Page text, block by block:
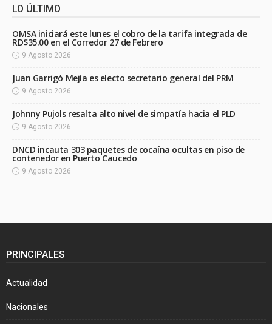
LO ÚLTIMO
OMSA iniciará este lunes el cobro de la tarifa integrada de
RD$35.00 en el Corredor 27 de Febrero
9 Agosto 2026
Juan Garrigó Mejía es electo secretario general del PRM
9 Agosto 2026
Johnny Pujols resalta alto nivel de simpatía hacia el PLD
9 Agosto 2026
DNCD incauta 303 paquetes de cocaína ocultas en piso de
contenedor en Puerto Caucedo
9 Agosto 2026
PRINCIPALES
Actualidad
Nacionales